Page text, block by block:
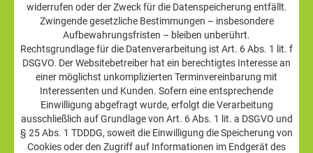
widerrufen oder der Zweck für die Datenspeicherung entfällt.
Zwingende gesetzliche Bestimmungen – insbesondere
Aufbewahrungsfristen – bleiben unberührt.
Rechtsgrundlage für die Datenverarbeitung ist Art. 6 Abs. 1 lit. f
DSGVO. Der Websitebetreiber hat ein berechtigtes Interesse an
einer möglichst unkomplizierten Terminvereinbarung mit
Interessenten und Kunden. Sofern eine entsprechende
Einwilligung abgefragt wurde, erfolgt die Verarbeitung
ausschließlich auf Grundlage von Art. 6 Abs. 1 lit. a DSGVO und
§ 25 Abs. 1 TDDDG, soweit die Einwilligung die Speicherung von
Cookies oder den Zugriff auf Informationen im Endgerät des